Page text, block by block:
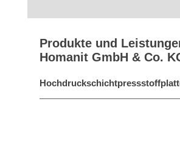
Produkte und
Homanit GmbH & Co.